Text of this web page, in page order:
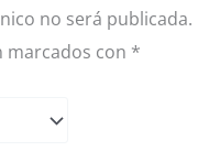
no será publicada.
marcados con *